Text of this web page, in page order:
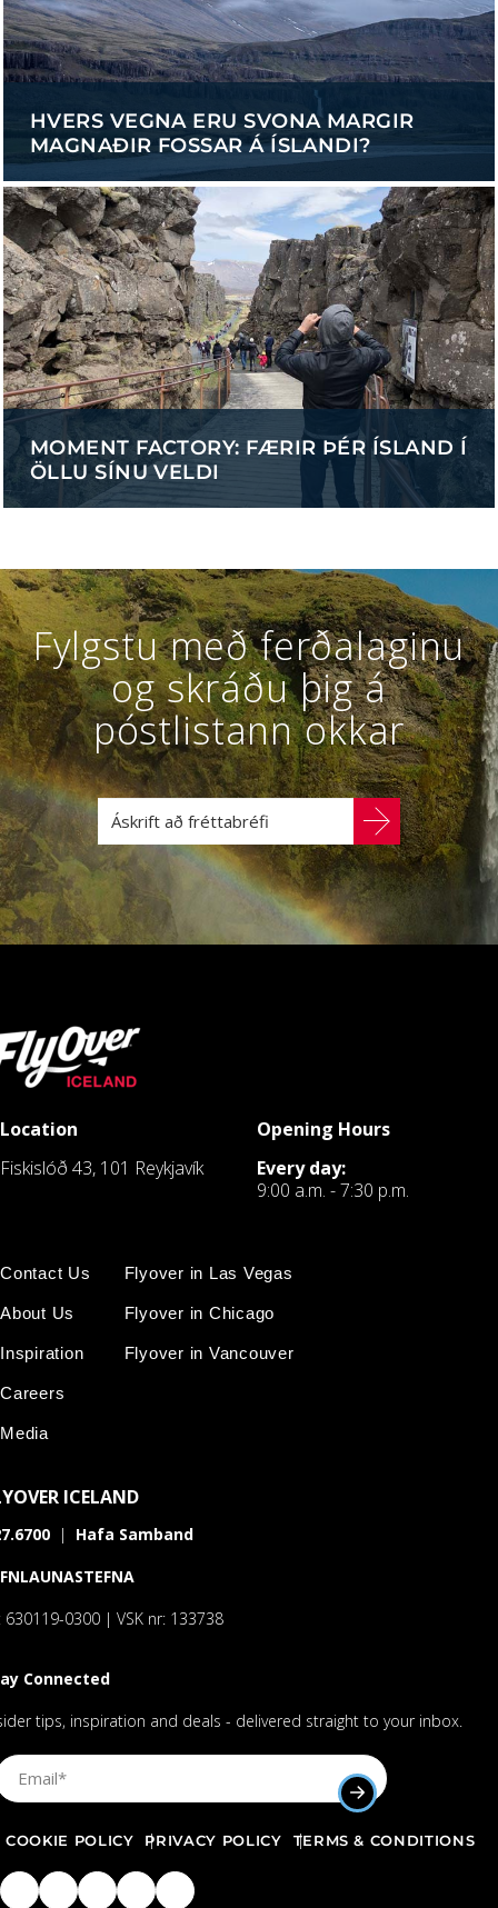
HVERS VEGNA ERU SVONA MARGIR
MAGNAÐIR FOSSAR Á ÍSLANDI?
MOMENT FACTORY: FÆRIR ÞÉR ÍSLAND Í
ÖLLU SÍNU VELDI
Fylgstu með ferðalaginu
og skráðu þig á
póstlistann okkar
Location
Fiskislóð 43, 101 Reykjavík
Opening Hours
Every day:
9:00 a.m. - 7:30 p.m.
Contact Us
About Us
Inspiration
Careers
Media
Flyover in Las Vegas
Flyover in Chicago
Flyover in Vancouver
ICELAND
| Hafa Samband
630119-0300 | VSK nr: 133738
Connected
tips, inspiration and deals - delivered straight to your inbox.
Up Email SUBMIT EMAIL
COOKIE POLICY PRIVACY POLICY TERMS & CONDITIONS